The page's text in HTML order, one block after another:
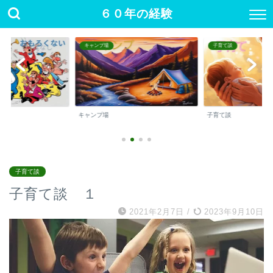
６０年の経験
キャンプ場
キャンプ場
子育て談
子育て談
子育て談
子育て談 １
2021年2月7日 / 2023年9月10日